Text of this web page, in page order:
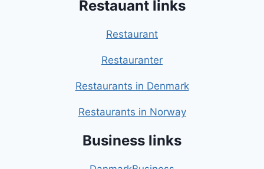
Restauant links
Restaurant
Restauranter
Restaurants in Denmark
Restaurants in Norway
Business links